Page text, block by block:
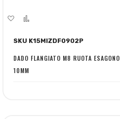
Aggiungi
lista
desideri
confronto
SKU K15MIZDF0902P
DADO FLANGIATO M8 RUOTA ESAGONO
10MM